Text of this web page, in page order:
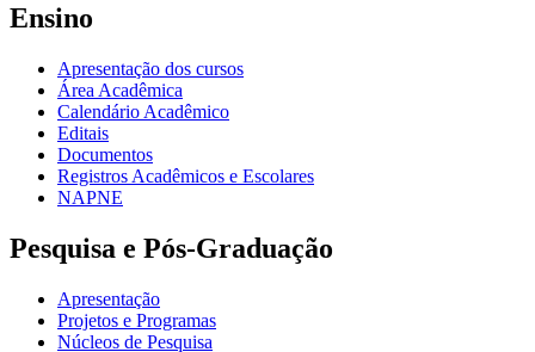
Ensino
Apresentação dos cursos
Área Acadêmica
Calendário Acadêmico
Editais
Documentos
Registros Acadêmicos e Escolares
NAPNE
Pesquisa e Pós-Graduação
Apresentação
Projetos e Programas
Núcleos de Pesquisa